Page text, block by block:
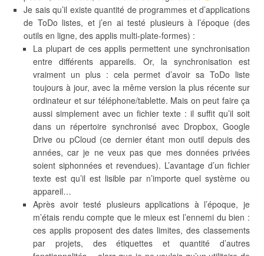
Je sais qu’il existe quantité de programmes et d’applications
de ToDo listes, et j’en ai testé plusieurs à l’époque (des
outils en ligne, des applis multi-plate-formes) :
La plupart de ces applis permettent une synchronisation
entre différents appareils. Or, la synchronisation est
vraiment un plus : cela permet d’avoir sa ToDo liste
toujours à jour, avec la même version la plus récente sur
ordinateur et sur téléphone/tablette. Mais on peut faire ça
aussi simplement avec un fichier texte : il suffit qu’il soit
dans un répertoire synchronisé avec Dropbox, Google
Drive ou pCloud (ce dernier étant mon outil depuis des
années, car je ne veux pas que mes données privées
soient siphonnées et revendues). L’avantage d’un fichier
texte est qu’il est lisible par n’importe quel système ou
appareil…
Après avoir testé plusieurs applications à l’époque, je
m’étais rendu compte que le mieux est l’ennemi du bien :
ces applis proposent des dates limites, des classements
par projets, des étiquettes et quantité d’autres